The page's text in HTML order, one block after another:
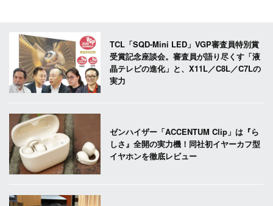
TCL「SQD-Mini LED」VGP審査員特別賞
受賞記念座談会。審査員が語り尽くす「液
晶テレビの進化」と、X11L／C8L／C7Lの
実力
ゼンハイザー「ACCENTUM Clip」は『ら
しさ』全開の実力機！同社初イヤーカフ型
イヤホンを徹底レビュー